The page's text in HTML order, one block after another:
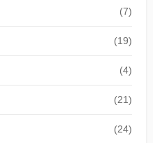
(7)
(19)
(4)
(21)
(24)